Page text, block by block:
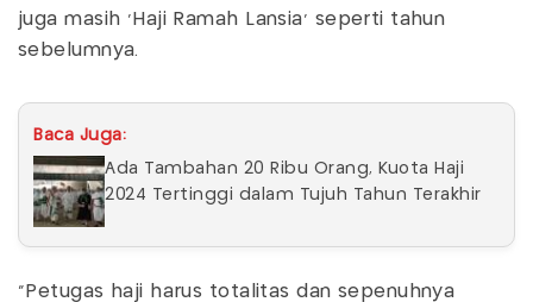
juga masih 'Haji Ramah Lansia' seperti tahun
sebelumnya.
Baca Juga:
Ada Tambahan 20 Ribu Orang, Kuota Haji
2024 Tertinggi dalam Tujuh Tahun Terakhir
"Petugas haji harus totalitas dan sepenuhnya